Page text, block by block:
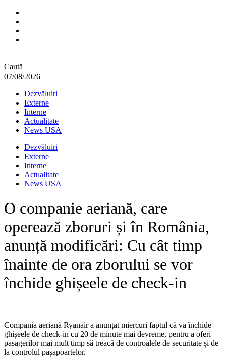
Caută
07/08/2026
Dezvăluiri
Externe
Interne
Actualitate
News USA
Dezvăluiri
Externe
Interne
Actualitate
News USA
O companie aeriană, care
operează zboruri și în România,
anunță modificări: Cu cât timp
înainte de ora zborului se vor
închide ghișeele de check-in
Compania aeriană Ryanair a anunțat miercuri faptul că va închide
ghișeele de check-in cu 20 de minute mai devreme, pentru a oferi
pasagerilor mai mult timp să treacă de controalele de securitate și de
la controlul pașapoartelor.